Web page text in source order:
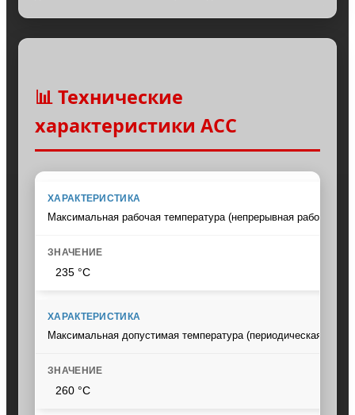
📊 Технические
характеристики ACC
Максимальная рабочая температура (непрерывная работа)
235 °C
Максимальная допустимая температура (периодическая
260 °C